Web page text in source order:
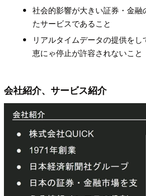
社会的影響が大きい証券・金融
たサービスであること
リアルタイムデータの提供を
恵にゃ停止が許容されないこと
会社紹介、サービス紹介